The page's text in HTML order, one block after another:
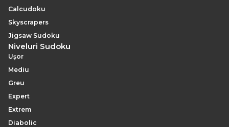
Calcudoku
Skyscrapers
Jigsaw Sudoku
Niveluri Sudoku
Ușor
Mediu
Greu
Expert
Extrem
Diabolic